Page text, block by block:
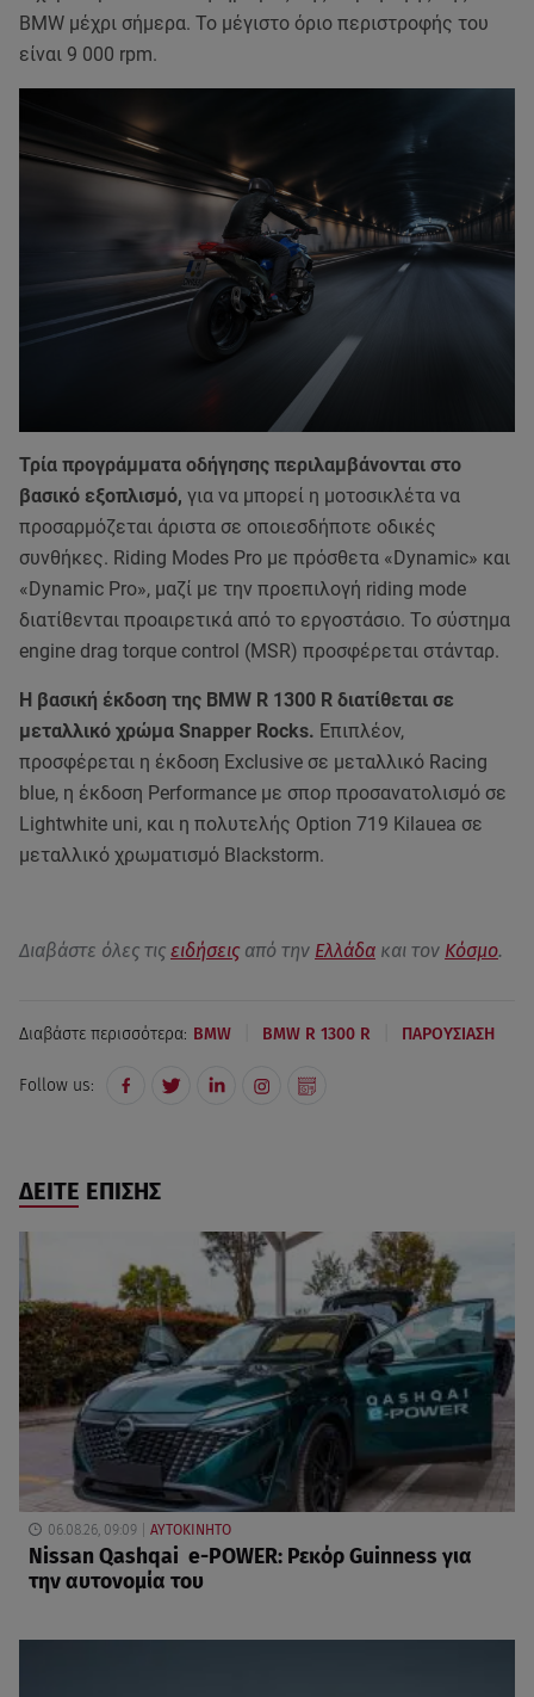
BMW μέχρι σήμερα. Το μέγιστο όριο περιστροφής του
είναι 9 000 rpm.
Τρία προγράμματα οδήγησης περιλαμβάνονται στο
βασικό εξοπλισμό, για να μπορεί η μοτοσικλέτα να
προσαρμόζεται άριστα σε οποιεσδήποτε οδικές
συνθήκες. Riding Modes Pro με πρόσθετα «Dynamic» και
«Dynamic Pro», μαζί με την προεπιλογή riding mode
διατίθενται προαιρετικά από το εργοστάσιο. Το σύστημα
engine drag torque control (MSR) προσφέρεται στάνταρ.
Η βασική έκδοση της BMW R 1300 R διατίθεται σε
μεταλλικό χρώμα Snapper Rocks. Επιπλέον,
προσφέρεται η έκδοση Exclusive σε μεταλλικό Racing
blue, η έκδοση Performance με σπορ προσανατολισμό σε
Lightwhite uni, και η πολυτελής Option 719 Kilauea σε
μεταλλικό χρωματισμό Blackstorm.
Διαβάστε όλες τις ειδήσεις από την Ελλάδα και τον Κόσμο.
Διαβάστε περισσότερα: BMW BMW R 1300 R ΠΑΡΟΥΣΙΑΣΗ
Follow us:
ΔΕΙΤΕ ΕΠΙΣΗΣ
06.08.26, 09:09 ΑΥΤΟΚΙΝΗΤΟ
Nissan Qashqai e-POWER: Ρεκόρ Guinness για
την αυτονομία του